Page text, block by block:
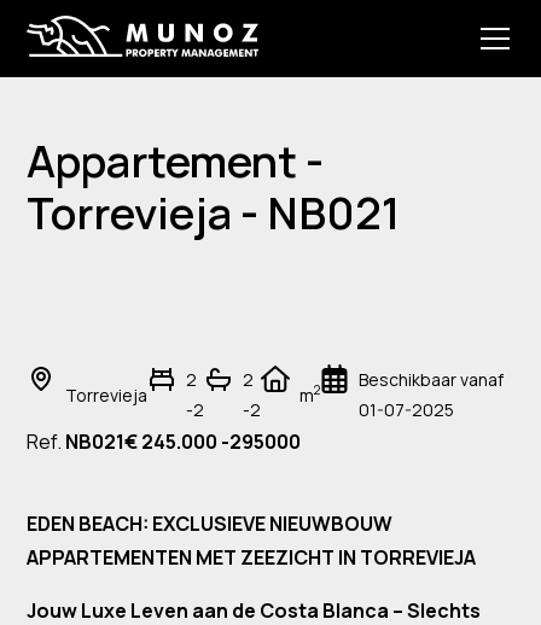
Appartement -
Torrevieja - NB021
Torrevieja
2
-2
2
-2
m2
Beschikbaar vanaf
01-07-2025
Ref. NB021€ 245.000 -295000
EDEN BEACH: EXCLUSIEVE NIEUWBOUW
APPARTEMENTEN MET ZEEZICHT IN TORREVIEJA
Jouw Luxe Leven aan de Costa Blanca – Slechts